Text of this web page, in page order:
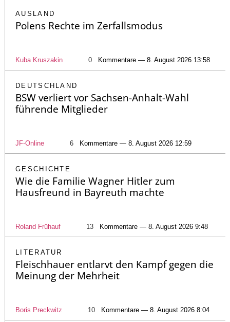
AUSLAND
Polens Rechte im Zerfallsmodus
Kuba Kruszakin 0 Kommentare — 8. August 2026 13:58
DEUTSCHLAND
BSW verliert vor Sachsen-Anhalt-Wahl
führende Mitglieder
JF-Online 6 Kommentare — 8. August 2026 12:59
GESCHICHTE
Wie die Familie Wagner Hitler zum
Hausfreund in Bayreuth machte
Roland Frühauf 13 Kommentare — 8. August 2026 9:48
LITERATUR
Fleischhauer entlarvt den Kampf gegen die
Meinung der Mehrheit
Boris Preckwitz 10 Kommentare — 8. August 2026 8:04